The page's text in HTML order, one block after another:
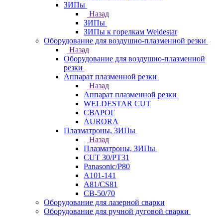
ЗИПы
Назад
ЗИПы
ЗИПы к горелкам Weldestar
Оборудование для воздушно-плазменной резки
Назад
Оборудование для воздушно-плазменной
резки
Аппарат плазменной резки
Назад
Аппарат плазменной резки
WELDESTAR CUT
СВАРОГ
AURORA
Плазматроны, ЗИПы
Назад
Плазматроны, ЗИПы
CUT 30/PT31
Panasonic/P80
А101-141
А81/CS81
СВ-50/70
Оборудование для лазерной сварки
Оборудование для ручной дуговой сварки